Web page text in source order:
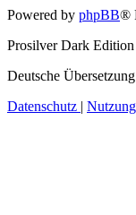
Powered by phpBB®
Prosilver Dark
Deutsche
Datenschutz |